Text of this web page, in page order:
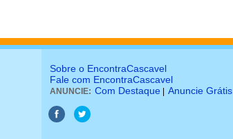
Sobre o EncontraCascavel
Fale com EncontraCascavel
ANUNCIE: Com Destaque Anuncie Grátis